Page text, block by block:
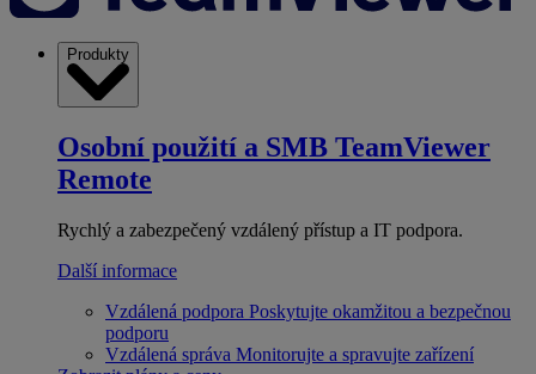
Produkty
Osobní použití a SMB TeamViewer
Remote
Rychlý a zabezpečený vzdálený přístup a IT podpora.
Další informace
Vzdálená podpora Poskytujte okamžitou a bezpečnou
podporu
Vzdálená správa Monitorujte a spravujte zařízení